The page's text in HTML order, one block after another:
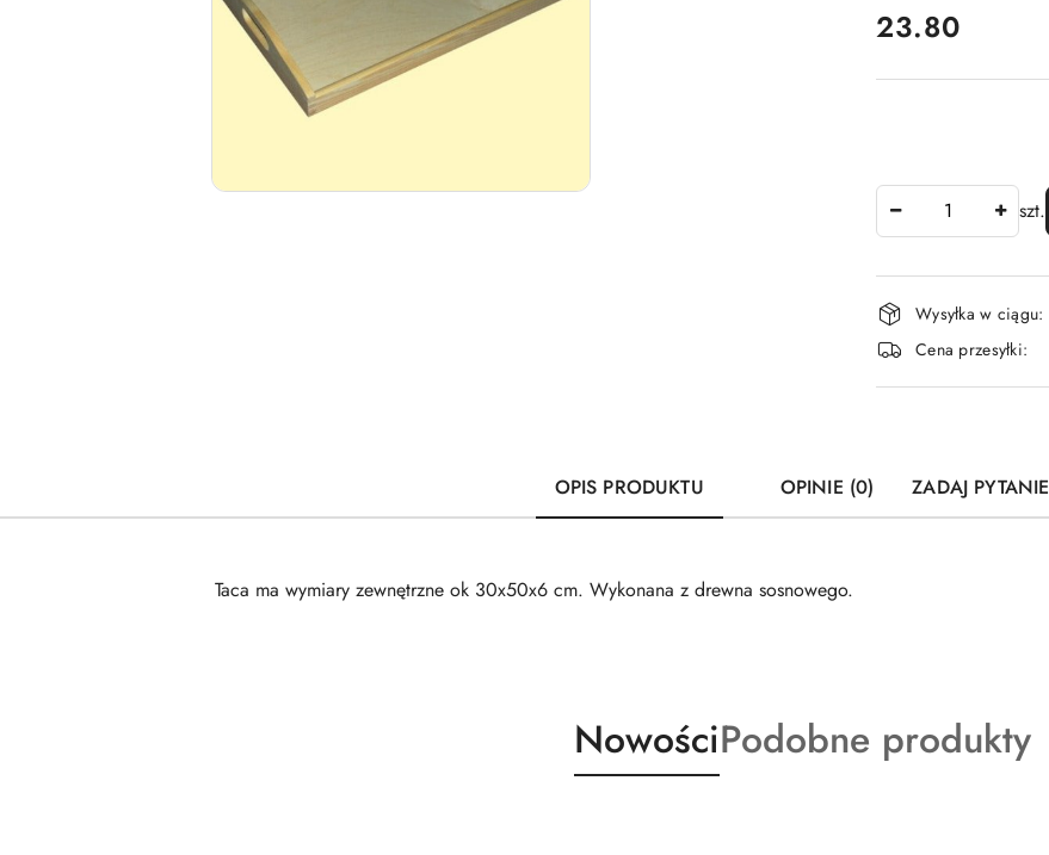
cena:
23.80
szt.
Dostępność
i
dostawa
Wysyłka w ciągu:
Cena przesyłki:
OPIS PRODUKTU OPINIE (0) ZADAJ PYTANIE
Taca ma wymiary zewnętrzne ok 30x50x6 cm. Wykonana z drewna sosnowego.
Produkty
o
NowościProdukty
o
Podobne produkty